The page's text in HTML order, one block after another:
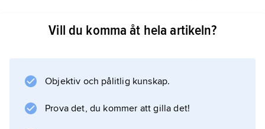
äldsta byggnadsfas tillskrivits farao Huni (ca
Vill du komma åt hela artikeln?
Objektiv och pålitlig kunskap.
Prova det, du kommer att gilla det!